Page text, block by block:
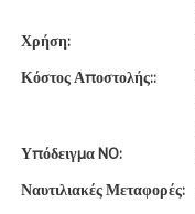
Χρήση:
Κόστος Αποστολής::
Υπόδειγμα NO:
Ναυτιλιακές Μεταφορές: